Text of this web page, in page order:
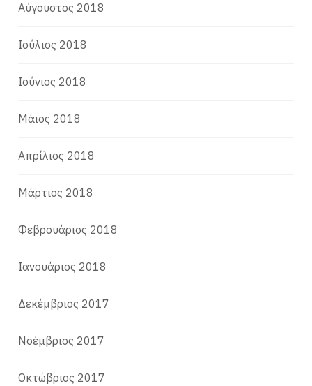
Αύγουστος 2018
Ιούλιος 2018
Ιούνιος 2018
Μάιος 2018
Απρίλιος 2018
Μάρτιος 2018
Φεβρουάριος 2018
Ιανουάριος 2018
Δεκέμβριος 2017
Νοέμβριος 2017
Οκτώβριος 2017